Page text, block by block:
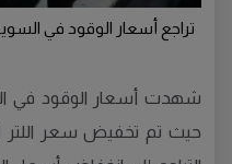
تراجع أسعار الوقود في
شهدت أسعار الوقود في